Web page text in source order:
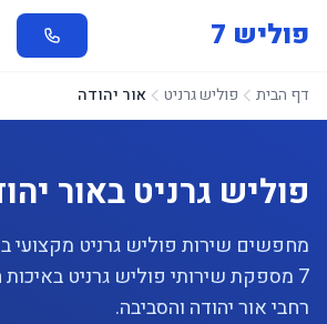
פוליש 7
דף הבית פוליש גרניט אור יהודה
פוליש גרניט באור
מחפשים שירות פוליש גרניט מקצועי
7 מספקת שירותי פוליש גרניט
רחבי אור יהודה והסביבה.